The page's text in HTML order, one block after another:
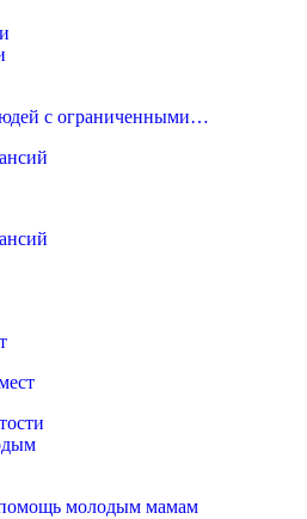
с ограниченными…
молодым мамам